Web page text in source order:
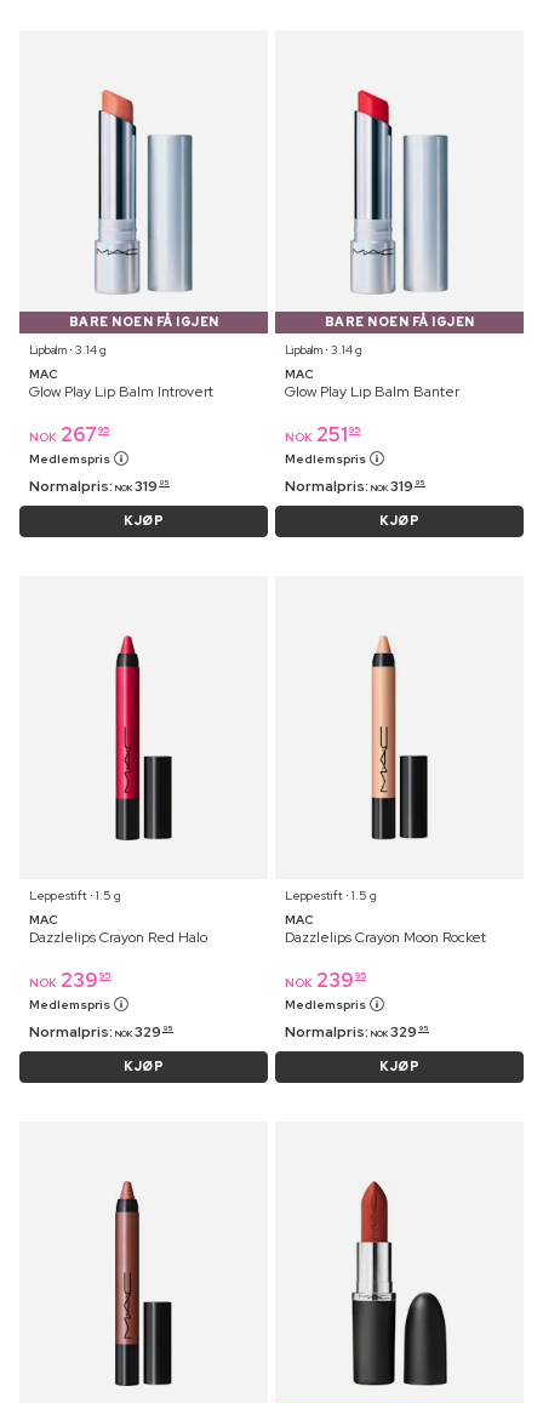
BARE NOEN FÅ IGJEN
Lipbalm ⋅ 3.14 g
MAC
Glow Play Lip Balm Introvert
NOK 267 95
Medlemspris
Normalpris: NOK 319 95
KJØP
BARE NOEN FÅ IGJEN
Lipbalm ⋅ 3.14 g
MAC
Glow Play Lip Balm Banter
NOK 251 95
Medlemspris
Normalpris: NOK 319 95
KJØP
Leppestift ⋅ 1.5 g
MAC
Dazzlelips Crayon Red Halo
NOK 239 95
Medlemspris
Normalpris: NOK 329 95
KJØP
Leppestift ⋅ 1.5 g
MAC
Dazzlelips Crayon Moon Rocket
NOK 239 95
Medlemspris
Normalpris: NOK 329 95
KJØP